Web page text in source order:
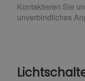
Kontaktieren Sie
unverbindliches